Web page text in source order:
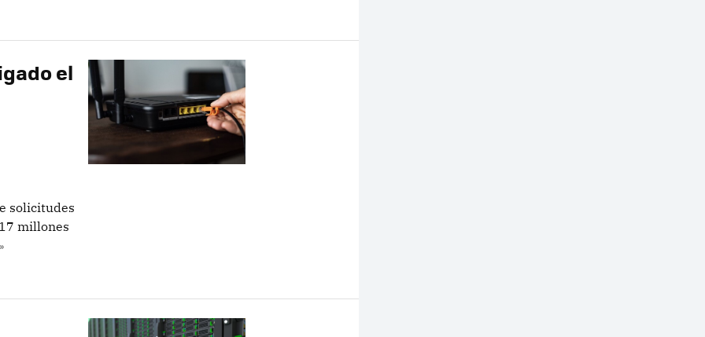
el
solicitudes
millones